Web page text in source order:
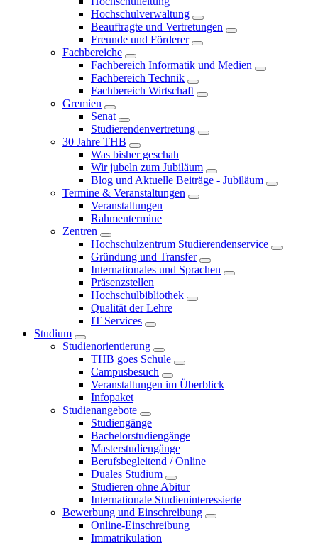
Hochschulverwaltung
Beauftragte und Vertretungen
Freunde und Förderer
Fachbereiche
Fachbereich Informatik und Medien
Fachbereich Technik
Fachbereich Wirtschaft
Gremien
Senat
Studierendenvertretung
30 Jahre THB
Was bisher geschah
Wir jubeln zum Jubiläum
Blog und Aktuelle Beiträge - Jubiläum
Termine & Veranstaltungen
Veranstaltungen
Rahmentermine
Zentren
Hochschulzentrum Studierendenservice
Gründung und Transfer
Internationales und Sprachen
Präsenzstellen
Hochschulbibliothek
Qualität der Lehre
IT Services
Studium
Studienorientierung
THB goes Schule
Campusbesuch
Veranstaltungen im Überblick
Infopaket
Studienangebote
Studiengänge
Bachelorstudiengänge
Masterstudiengänge
Berufsbegleitend / Online
Duales Studium
Studieren ohne Abitur
Internationale Studieninteressierte
Bewerbung und Einschreibung
Online-Einschreibung
Immatrikulation